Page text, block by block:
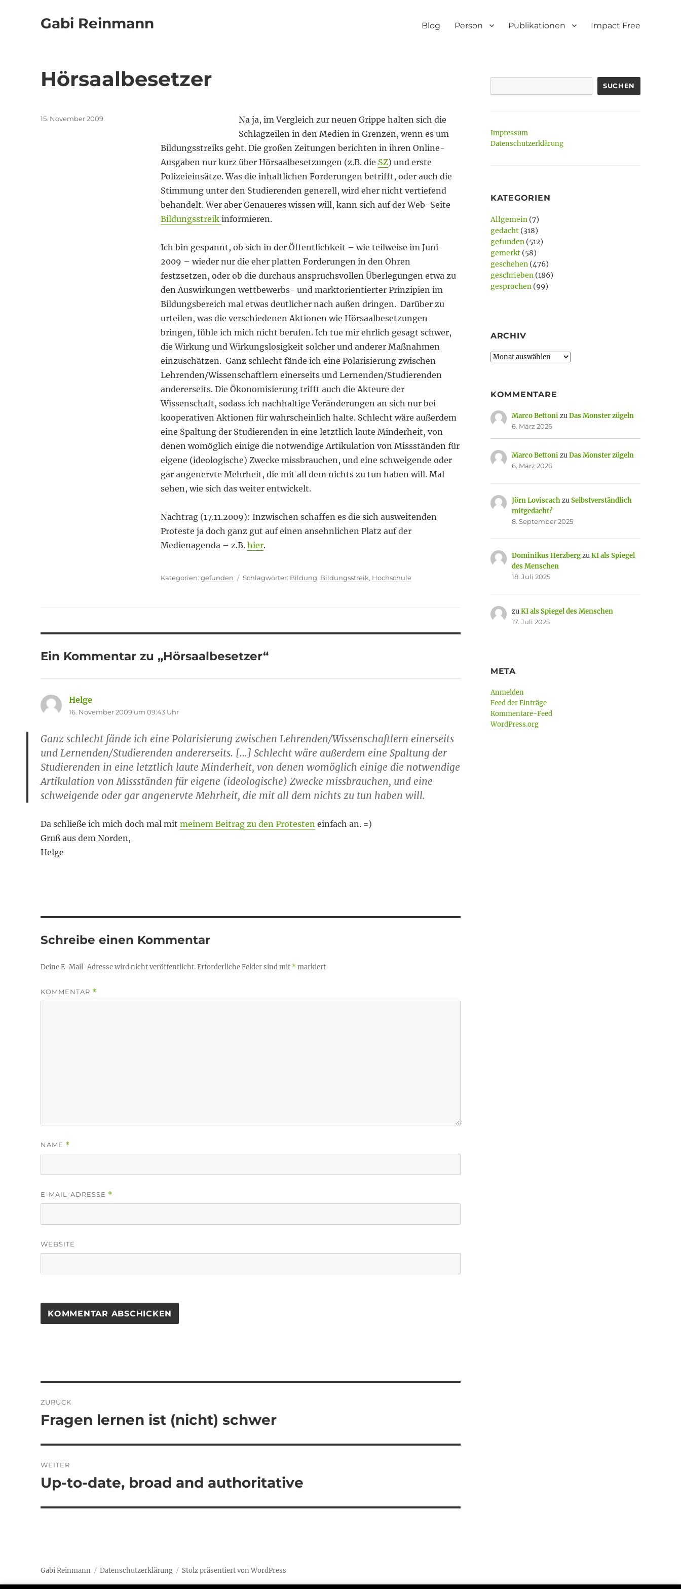
Gabi Reinmann Blog Person Publikationen Impact Free
Hörsaalbesetzer
Na ja, im Vergleich zur neuen Grippe halten sich die
Schlagzeilen in den Medien in Grenzen, wenn es um
Bildungsstreiks geht. Die großen Zeitungen berichten in ihren Online-
Ausgaben nur kurz über Hörsaalbesetzungen (z.B. die SZ) und erste
Polizeieinsätze. Was die inhaltlichen Forderungen betrifft, oder auch die
Stimmung unter den Studierenden generell, wird eher nicht vertiefend
behandelt. Wer aber Genaueres wissen will, kann sich auf der Web-Seite
Bildungsstreik informieren.
Ich bin gespannt, ob sich in der Öffentlichkeit – wie teilweise im Juni
2009 – wieder nur die eher platten Forderungen in den Ohren
festzsetzen, oder ob die durchaus anspruchsvollen Überlegungen etwa zu
den Auswirkungen wettbewerbs- und marktorientierter Prinzipien im
Bildungsbereich mal etwas deutlicher nach außen dringen. Darüber zu
urteilen, was die verschiedenen Aktionen wie Hörsaalbesetzungen
bringen, fühle ich mich nicht berufen. Ich tue mir ehrlich gesagt schwer,
die Wirkung und Wirkungslosigkeit solcher und anderer Maßnahmen
einzuschätzen. Ganz schlecht fände ich eine Polarisierung zwischen
Lehrenden/Wissenschaftlern einerseits und Lernenden/Studierenden
andererseits. Die Ökonomisierung trifft auch die Akteure der
Wissenschaft, sodass ich nachhaltige Veränderungen an sich nur bei
kooperativen Aktionen für wahrscheinlich halte. Schlecht wäre außerdem
eine Spaltung der Studierenden in eine letztlich laute Minderheit, von
denen womöglich einige die notwendige Artikulation von Missständen für
eigene (ideologische) Zwecke missbrauchen, und eine schweigende oder
gar angenervte Mehrheit, die mit all dem nichts zu tun haben will. Mal
sehen, wie sich das weiter entwickelt.
Nachtrag (17.11.2009): Inzwischen schaffen es die sich ausweitenden
Proteste ja doch ganz gut auf einen ansehnlichen Platz auf der
Medienagenda – z.B. hier.
Kategorien
gefunden Schlagwörter
Bildung, Bildungsstreik, Hochschule
Veröffentlicht
15. November 2009
Ein Kommentar zu „Hörsaalbesetzer“
Helge
16. November 2009 um 09:43 Uhr
Ganz schlecht fände ich eine Polarisierung zwischen Lehrenden/Wissenschaftlern einerseits
und Lernenden/Studierenden andererseits. […] Schlecht wäre außerdem eine Spaltung der
Studierenden in eine letztlich laute Minderheit, von denen womöglich einige die notwendige
Artikulation von Missständen für eigene (ideologische) Zwecke missbrauchen, und eine
schweigende oder gar angenervte Mehrheit, die mit all dem nichts zu tun haben will.
Da schließe ich mich doch mal mitmeinem Beitrag zu den Protesten einfach an. =)
Gruß aus dem Norden,
Helge
Schreibe einen Kommentar
Deine E-Mail-Adresse wird nicht veröffentlicht.Erforderliche Felder sind mit *markiert
KOMMENTAR *
NAME *
E-MAIL-ADRESSE *
WEBSITE
ZURÜCK
Vorheriger
Fragen lernen ist (nicht) schwer
WEITER
Nächster
Up-to-date, broad and authoritative
SUCHEN
Impressum
Datenschutzerklärung
KATEGORIEN
Allgemein(7)
gedacht(318)
gefunden(512)
gemerkt(58)
geschehen(476)
geschrieben(186)
gesprochen(99)
ARCHIV
Archiv
KOMMENTARE
Marco BettonizuDas Monster zügeln
6. März 2026
Marco BettonizuDas Monster zügeln
6. März 2026
Jörn LoviscachzuSelbstverständlich
mitgedacht?
8. September 2025
Dominikus HerzbergzuKI als Spiegel
des Menschen
18. Juli 2025
zuKI als Spiegel des Menschen
17. Juli 2025
META
Anmelden
Feed der Einträge
Kommentare-Feed
WordPress.org
Gabi Reinmann Datenschutzerklärung Stolz präsentiert von WordPress